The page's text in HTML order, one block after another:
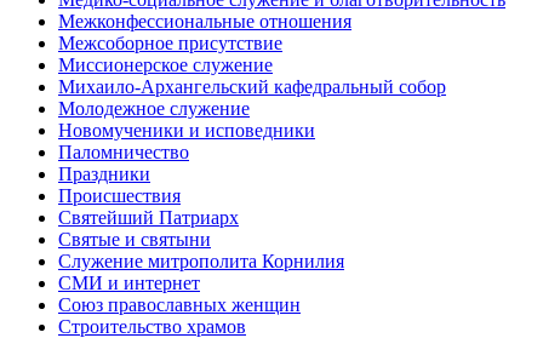
Межконфессиональные отношения
Межсоборное присутствие
Миссионерское служение
Михаило-Архангельский кафедральный собор
Молодежное служение
Новомученики и исповедники
Паломничество
Праздники
Происшествия
Святейший Патриарх
Святые и святыни
Служение митрополита Корнилия
СМИ и интернет
Союз православных женщин
Строительство храмов